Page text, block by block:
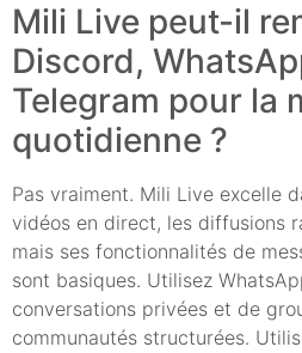
Mili Live peut-il
Discord,
Telegram pour la
quotidienne ?
Pas vraiment. Mili Live excelle
vidéos en direct, les diffusions
mais ses fonctionnalités de
sont basiques. Utilisez
conversations privées et de
communautés structurées.